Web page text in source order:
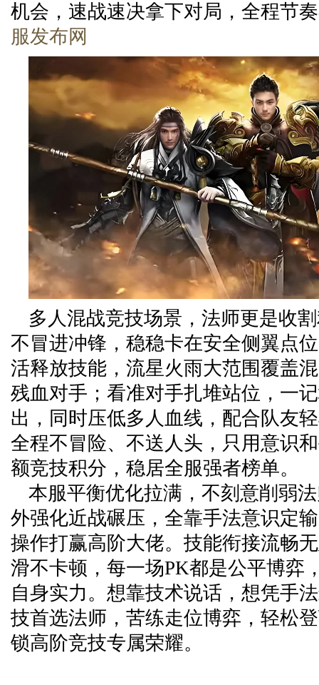
机会，速战速决拿下对局，全程节
服发布网
多人混战竞技场景，法师更是收
不冒进冲锋，稳稳卡在安全侧翼点
活释放技能，流星火雨大范围覆盖
残血对手；看准对手扎堆站位，一
出，同时压低多人血线，配合队友
全程不冒险、不送人头，只用意识
额竞技积分，稳居全服强者榜单。
本服平衡优化拉满，不刻意削弱
外强化近战碾压，全靠手法意识定
操作打赢高阶大佬。技能衔接流畅
滑不卡顿，每一场PK都是公平博弈
自身实力。想靠技术说话，想凭手
技首选法师，苦练走位博弈，轻松
锁高阶竞技专属荣耀。